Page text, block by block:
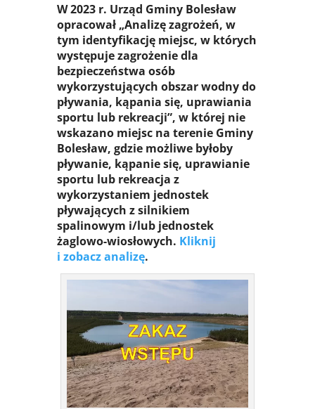
W 2023 r. Urząd Gminy Bolesław
opracował „Analizę zagrożeń, w
tym identyfikację miejsc, w których
występuje zagrożenie dla
bezpieczeństwa osób
wykorzystujących obszar wodny do
pływania, kąpania się, uprawiania
sportu lub rekreacji”, w której nie
wskazano miejsc na terenie Gminy
Bolesław, gdzie możliwe byłoby
pływanie, kąpanie się, uprawianie
sportu lub rekreacja z
wykorzystaniem jednostek
pływających z silnikiem
spalinowym i/lub jednostek
żaglowo-wiosłowych. Kliknij
i zobacz analizę.